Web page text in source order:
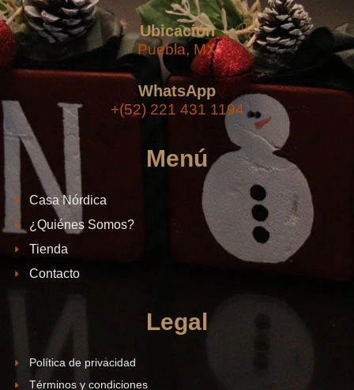
Ubicación
Puebla, MX
WhatsApp
+(52) 221 431 1194
Menú
Casa Nórdica
¿Quiénes Somos?
Tienda
Contacto
Legal
Política de privacidad
Términos y condiciones